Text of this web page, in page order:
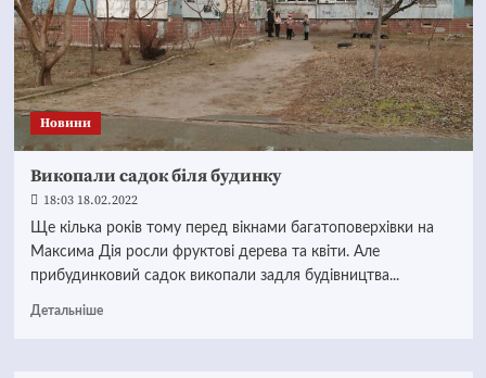
Новини
Викопали садок біля будинку
18:03 18.02.2022
Ще кілька років тому перед вікнами багатоповерхівки на
Максима Дія росли фруктові дерева та квіти. Але
прибудинковий садок викопали задля будівництва...
Детальніше